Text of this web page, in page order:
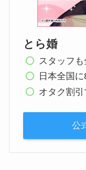
とら婚
スタッフ
日本全国
オタク割引
公